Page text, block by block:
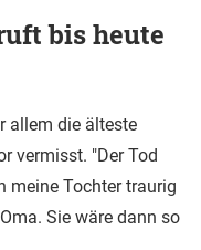
bis heute
allem die älteste
vermisst. "Der Tod
meine Tochter traurig
Sie wäre dann so